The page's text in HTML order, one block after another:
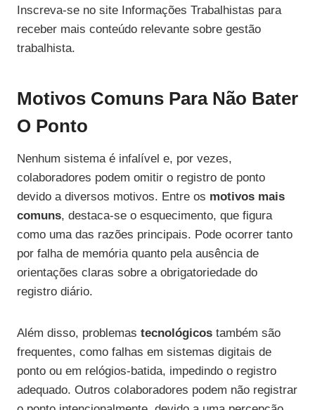
Inscreva-se no site Informações Trabalhistas para
receber mais conteúdo relevante sobre gestão
trabalhista.
Motivos Comuns Para Não Bater
O Ponto
Nenhum sistema é infalível e, por vezes,
colaboradores podem omitir o registro de ponto
devido a diversos motivos. Entre os motivos mais
comuns, destaca-se o esquecimento, que figura
como uma das razões principais. Pode ocorrer tanto
por falha de memória quanto pela ausência de
orientações claras sobre a obrigatoriedade do
registro diário.
Além disso, problemas tecnológicos também são
frequentes, como falhas em sistemas digitais de
ponto ou em relógios-batida, impedindo o registro
adequado. Outros colaboradores podem não registrar